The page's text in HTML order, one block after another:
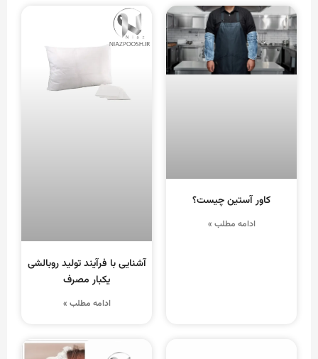
کاور آستین چیست؟
ادامه مطلب »
آشنایی با فرآیند تولید روبالشی
یکبار مصرف
ادامه مطلب »